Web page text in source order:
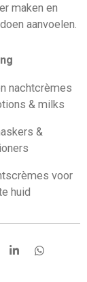
maken en
aanvoelen.
nachtcrèmes
& milks
&
voor
huid
S
D